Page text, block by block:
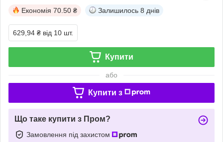
Економія 70.50 ₴ Залишилось 8 днів
629,94 ₴ від 10 шт.
Купити
або
Купити з
Що таке купити з Пром?
Замовлення під захистом